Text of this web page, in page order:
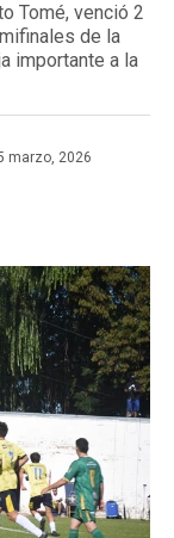
Tomé, venció 2
de la
importante a la
marzo, 2026